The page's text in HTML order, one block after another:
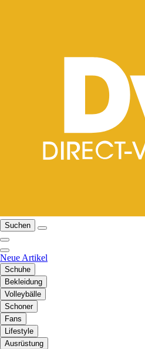
Suchen
Neue Artikel
Schuhe
Bekleidung
Volleybälle
Schoner
Fans
Lifestyle
Ausrüstung